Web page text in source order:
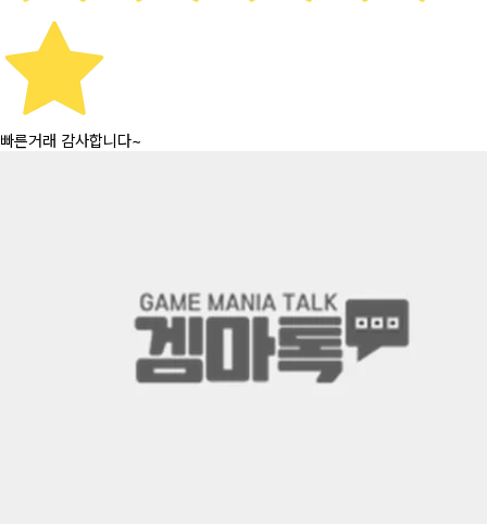
빠른거래 감사합니다~